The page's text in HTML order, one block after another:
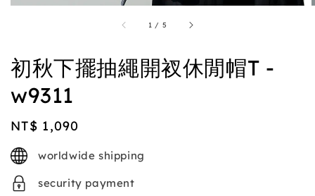
1 / 5
初秋下擺抽繩開衩休閒帽T -
w9311
Regular
price
NT$ 1,090
worldwide shipping
security payment